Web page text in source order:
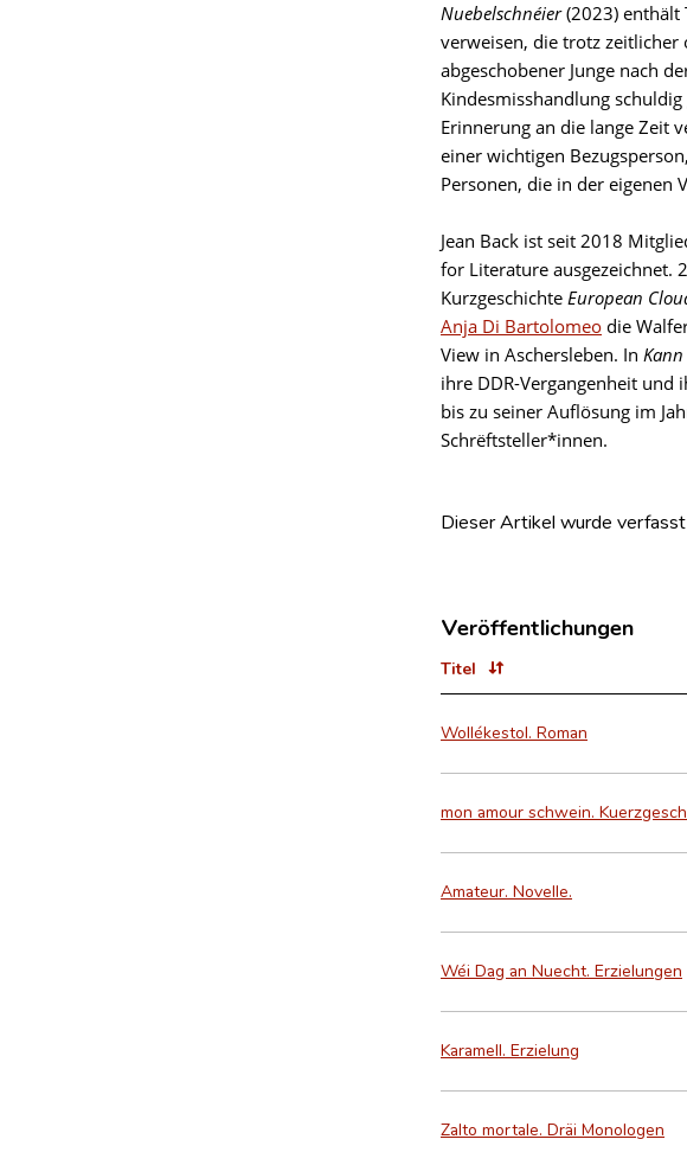
Nuebelschnéier(2023) enthält
verweisen, die trotz zeitlicher
abgeschobener Junge nach
Kindesmisshandlung
Erinnerung an die lange Zeit
einer wichtigen
Personen, die in der eigenen
Jean Back ist seit 2018
for Literature ausgezeichnet.
Kurzgeschichte European
Anja Di Bartolomeo die
View in Aschersleben. In
ihre DDR-Vergangenheit und
bis zu seiner Auflösung im
Schrëftsteller*innen.
Dieser Artikel wurde
Veröffentlichungen
Titel
Wollékestol. Roman
mon amour schwein.
Amateur. Novelle.
Wéi Dag an Nuecht. Erzielungen
Karamell. Erzielung
Zalto mortale. Dräi Monologen